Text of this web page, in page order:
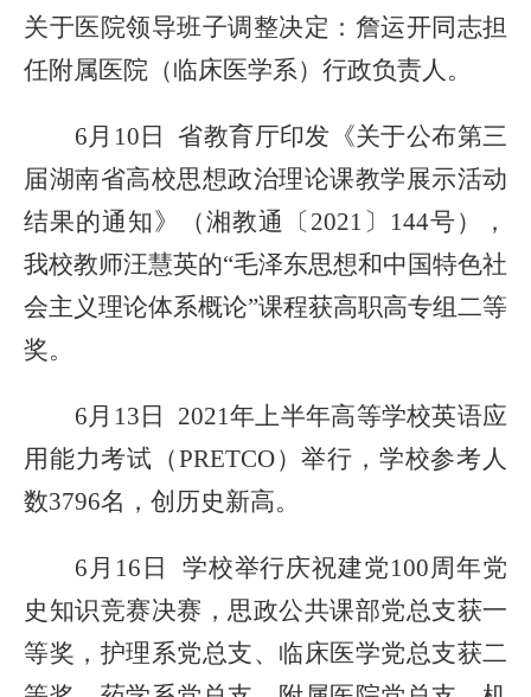
关于医院领导班子调整决定：詹运开同志担
任附属医院（临床医学系）行政负责人。
6月10日省教育厅印发《关于公布第三
届湖南省高校思想政治理论课教学展示活动
结果的通知》（湘教通〔 2021〕144号），
我校教师汪慧英的“毛泽东思想和中国特色社
会主义理论体系概论”课程获高职高专组二等
奖。
6月13日 2021年上半年高等学校英语应
用能力考试（PRETCO）举行，学校参考人
数3796名，创历史新高。
6月16日 学校举行庆祝建党100周年党
史知识竞赛决赛，思政公共课部党总支获一
等奖，护理系党总支、临床医学党总支获二